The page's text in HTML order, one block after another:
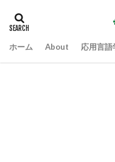
ホーム About 応用言語